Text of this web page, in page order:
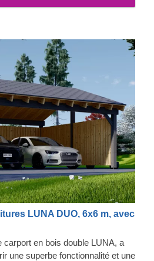
LUNA DUO, 6x6 m, avec
carport en bois double LUNA, a
une superbe fonctionnalité et une